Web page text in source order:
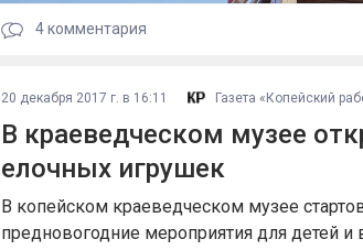
4комментария
20 декабря 2017 г. в 16:11 Газета «Копейский
В краеведческом музее
елочных игрушек
В копейском краеведческом музее
предновогодние мероприятия для детей и